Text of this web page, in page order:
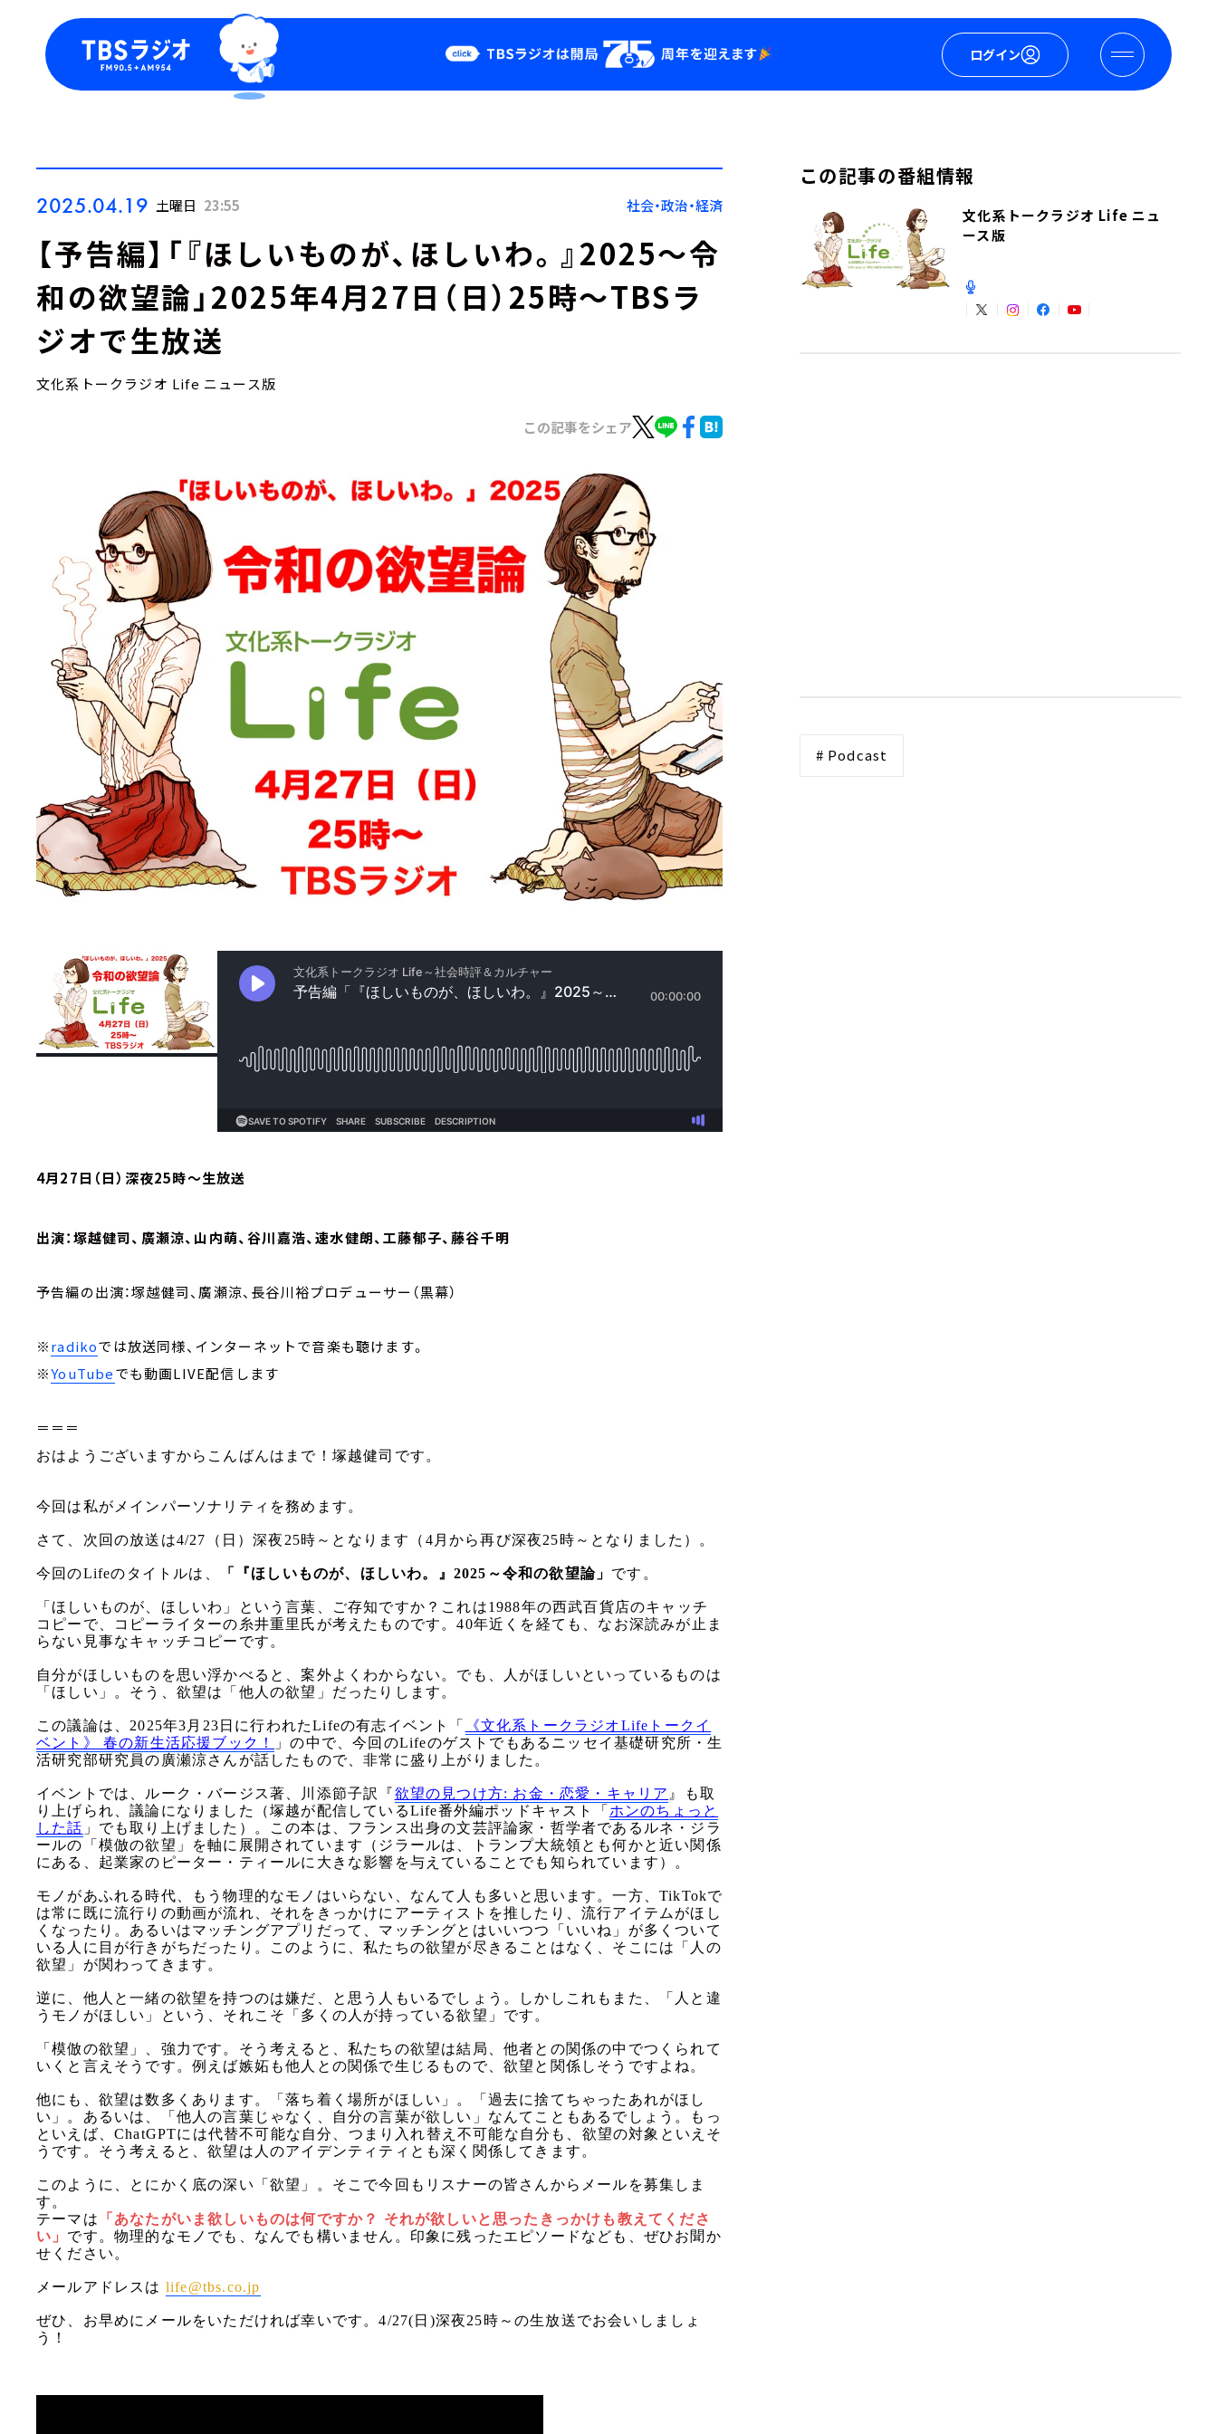
ログイン
Podcast
YouTube
会社情報
2025.04.19 土曜日 23:55 社会・政治・経済
【予告編】「『ほしいものが、ほしいわ。』2025～令
和の欲望論」2025年4月27日（日）25時～TBSラ
ジオで生放送
文化系トークラジオ Life ニュース版
この記事をシェア
4月27日（日）深夜25時～生放送
出演：塚越健司、廣瀬涼、山内萌、谷川嘉浩、速水健朗、工藤郁子、藤谷千明
予告編の出演：塚越健司、廣瀬涼、長谷川裕プロデューサー（黒幕）
※radikoでは放送同様、インターネットで音楽も聴けます。
※YouTubeでも動画LIVE配信します
＝＝＝
おはようございますからこんばんはまで！塚越健司です。
今回は私がメインパーソナリティを務めます。
さて、次回の放送は4/27（日）深夜25時～となります（4月から再び深夜25時～となりました）。
今回のLifeのタイトルは、 「『ほしいものが、ほしいわ。』2025～令和の欲望論」 です。
「ほしいものが、ほしいわ」という言葉、ご存知ですか？これは1988年の西武百貨店のキャッチ
コピーで、コピーライターの糸井重里氏が考えたものです。40年近くを経ても、なお深読みが止ま
らない見事なキャッチコピーです。
自分がほしいものを思い浮かべると、案外よくわからない。でも、人がほしいといっているものは
「ほしい」。そう、欲望は「他人の欲望」だったりします。
この議論は、2025年3月23日に行われたLifeの有志イベント「
《文化系トークラジオLifeトークイ
ベント》 春の新生活応援ブック！
」の中で、今回のLifeのゲストでもあるニッセイ基礎研究所・生
活研究部研究員の廣瀬涼さんが話したもので、非常に盛り上がりました。
イベントでは、ルーク・バージス著、川添節子訳『欲望の見つけ方: お金・恋愛・キャリア 』も取
り上げられ、議論になりました（塚越が配信しているLife番外編ポッドキャスト「 ホンのちょっと
した話 」でも取り上げました）。この本は、フランス出身の文芸評論家・哲学者であるルネ・ジラ
ールの「模倣の欲望」を軸に展開されています（ジラールは、トランプ大統領とも何かと近い関係
にある、起業家のピーター・ティールに大きな影響を与えていることでも知られています）。
モノがあふれる時代、もう物理的なモノはいらない、なんて人も多いと思います。一方、TikTokで
は常に既に流行りの動画が流れ、それをきっかけにアーティストを推したり、流行アイテムがほし
くなったり。あるいはマッチングアプリだって、マッチングとはいいつつ「いいね」が多くついて
いる人に目が行きがちだったり。このように、私たちの欲望が尽きることはなく、そこには「人の
欲望」が関わってきます。
逆に、他人と一緒の欲望を持つのは嫌だ、と思う人もいるでしょう。しかしこれもまた、「人と違
うモノがほしい」という、それこそ「多くの人が持っている欲望」です。
「模倣の欲望」、強力です。そう考えると、私たちの欲望は結局、他者との関係の中でつくられて
いくと言えそうです。例えば嫉妬も他人との関係で生じるもので、欲望と関係しそうですよね。
他にも、欲望は数多くあります。「落ち着く場所がほしい」。「過去に捨てちゃったあれがほし
い」。あるいは、「他人の言葉じゃなく、自分の言葉が欲しい」なんてこともあるでしょう。もっ
といえば、ChatGPTには代替不可能な自分、つまり入れ替え不可能な自分も、欲望の対象といえそ
うです。そう考えると、欲望は人のアイデンティティとも深く関係してきます。
このように、とにかく底の深い「欲望」。そこで今回もリスナーの皆さんからメールを募集しま
す。
テーマは
「あなたがいま欲しいものは何ですか？ それが欲しいと思ったきっかけも教えてくださ
い」 です。物理的なモノでも、なんでも構いません。印象に残ったエピソードなども、ぜひお聞か
せください。
メールアドレスは life@tbs.co.jp
ぜひ、お早めにメールをいただければ幸いです。4/27(日)深夜25時～の生放送でお会いしましょ
う！
この記事の番組情報
文化系トークラジオ Life ニュ
ース版
# Podcast